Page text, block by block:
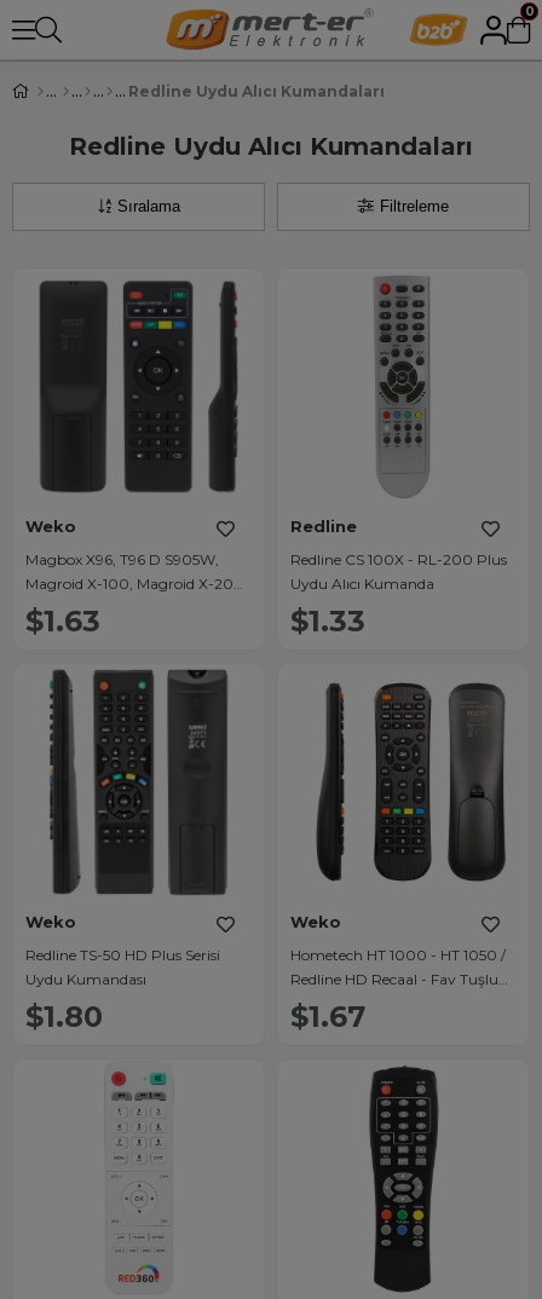
0
Redline Uydu Alıcı Kumandaları
Redline Uydu Alıcı Kumandaları
Filtreleme
Sıralama
Weko
Magbox X96, T96 D S905W,
Magroid X-100, Magroid X-200,
Magroid Qualitech, Magroid
Carnaval - Redline Redroid 365
$1.63
Redline
Redline CS 100X - RL-200 Plus
Uydu Alıcı Kumanda
$1.33
Weko
Redline TS-50 HD Plus Serisi
Uydu Kumandası
$1.80
Weko
Hometech HT 1000 - HT 1050 /
Redline HD Recaal - Fav Tuşlu
Uydu Alıcı Kumandası
$1.67